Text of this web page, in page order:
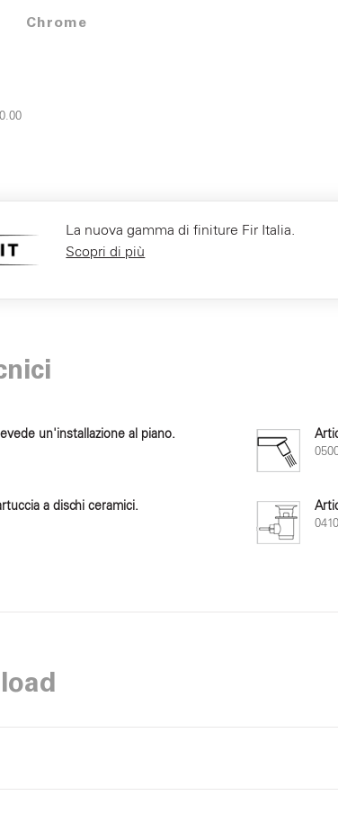
Chrome
La nuova gamma di finiture Fir Italia.
Scopri di più
un'installazione al piano.
a dischi ceramici.